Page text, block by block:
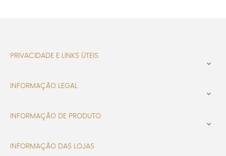
PRIVACIDADE E LINKS ÚTEIS

INFORMAÇÃO LEGAL

INFORMAÇÃO DE PRODUTO

INFORMAÇÃO DAS LOJAS